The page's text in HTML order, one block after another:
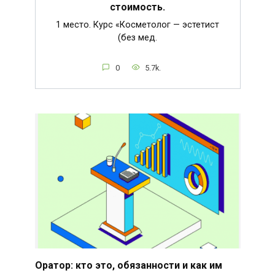
стоимость.
1 место. Курс «Косметолог — эстетист
(без мед.
0 5.7k.
Оратор: кто это, обязанности и как им